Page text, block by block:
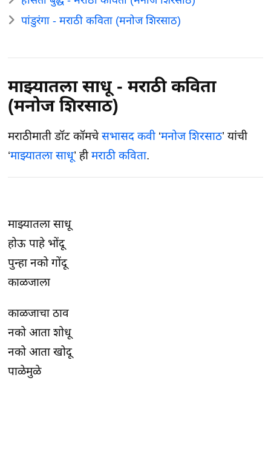
पांडुरंगा - मराठी कविता (मनोज शिरसाठ)
माझ्यातला साधू - मराठी कविता
(मनोज शिरसाठ)
मराठीमाती डॉट कॉमचेसभासद कवी‘मनोज शिरसाठ’ यांची
‘माझ्यातला साधू’ हीमराठी कविता.
माझ्यातला साधू
होऊ पाहे भोंदू
पुन्हा नको गोंदू
काळजाला
काळजाचा ठाव
नको आता शोधू
नको आता खोदू
पाळेमुळे